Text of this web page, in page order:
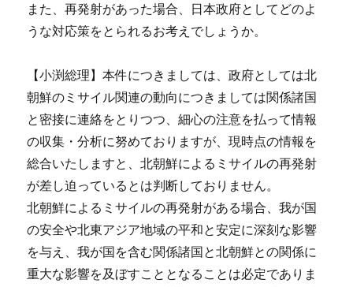
また、再発射があった場合、日本政府としてどのよ
うな対応策をとられるお考えでしょうか。
【小渕総理】本件につきましては、政府としては北
朝鮮のミサイル関連の動向につきましては関係諸国
と密接に連絡をとりつつ、細心の注意を払って情報
の収集・分析に努めておりますが、現時点の情報を
総合いたしますと、北朝鮮によるミサイルの再発射
が差し迫っているとは判断しておりません。
北朝鮮によるミサイルの再発射がある場合、我が国
の安全や北東アジア地域の平和と安定に深刻な影響
を与え、我が国を含む関係諸国と北朝鮮との関係に
重大な影響を及ぼすこととなることは必定でありま